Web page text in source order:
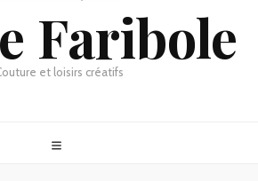
Faribole
et loisirs créatifs